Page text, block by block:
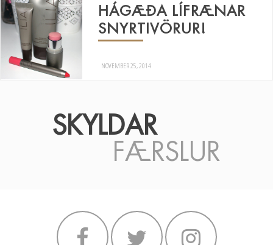
HÁGÆÐA LÍFRÆNAR
SNYRTIVÖRUR!
NOVEMBER 25, 2014
SKYLDAR
FÆRSLUR